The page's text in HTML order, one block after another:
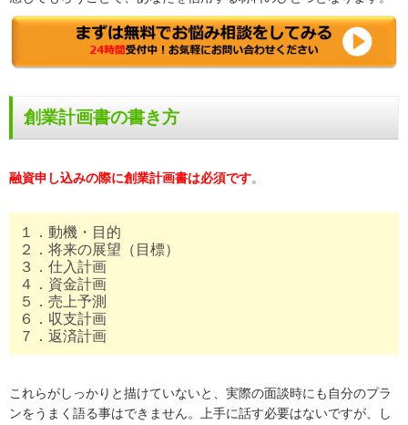
創業計画書の書き方
融資申し込みの際に創業計画書は必須です。
１．動機・目的
２．将来の展望（目標）
３．仕入計画
４．資金計画
５．売上予測
６．収支計画
７．返済計画
これらがしっかりと描けていないと、実際の面談時にも自分のプラ
ンをうまく語る事はできません。上手に話す必要はないですが、し